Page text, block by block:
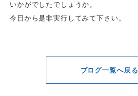
いかがでしたでしょうか。
今日から是非実行してみて下さい。
ブログ一覧へ戻る